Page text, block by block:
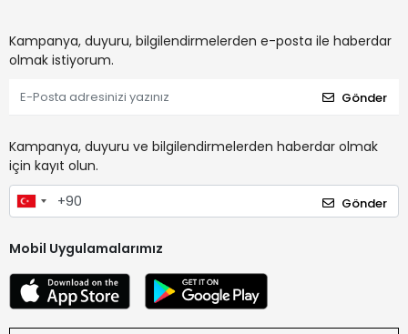
Kampanya, duyuru, bilgilendirmelerden e-posta ile haberdar
olmak istiyorum.
Gönder
Kampanya, duyuru ve bilgilendirmelerden haberdar olmak
için kayıt olun.
Gönder
Mobil Uygulamalarımız